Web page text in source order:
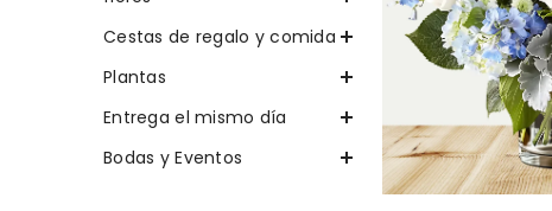
Cestas de regalo y comida
Plantas
Entrega el mismo día
Bodas y Eventos